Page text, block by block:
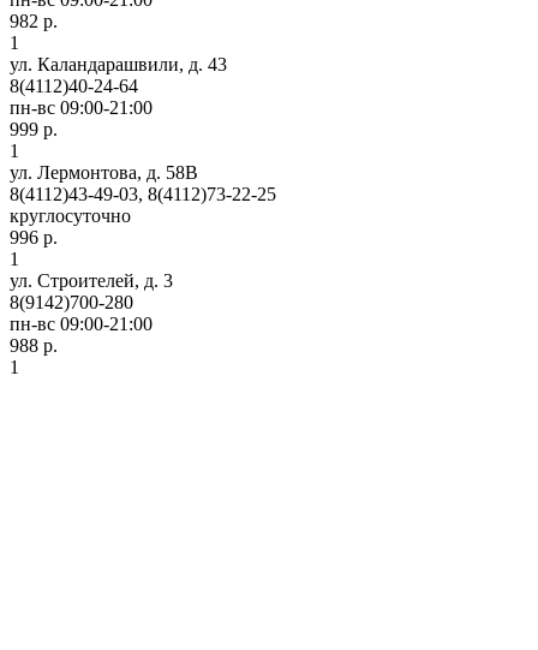
982 р.
1
ул. Каландарашвили, д. 43
8(4112)40-24-64
пн-вс 09:00-21:00
999 р.
1
ул. Лермонтова, д. 58В
8(4112)43-49-03, 8(4112)73-22-25
круглосуточно
996 р.
1
ул. Строителей, д. 3
8(9142)700-280
пн-вс 09:00-21:00
988 р.
1